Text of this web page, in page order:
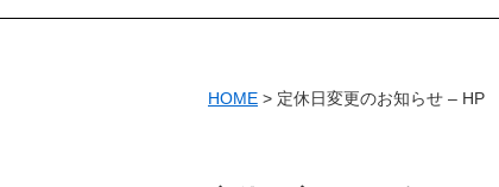
HOME > 定休日変更のお知らせ – HP